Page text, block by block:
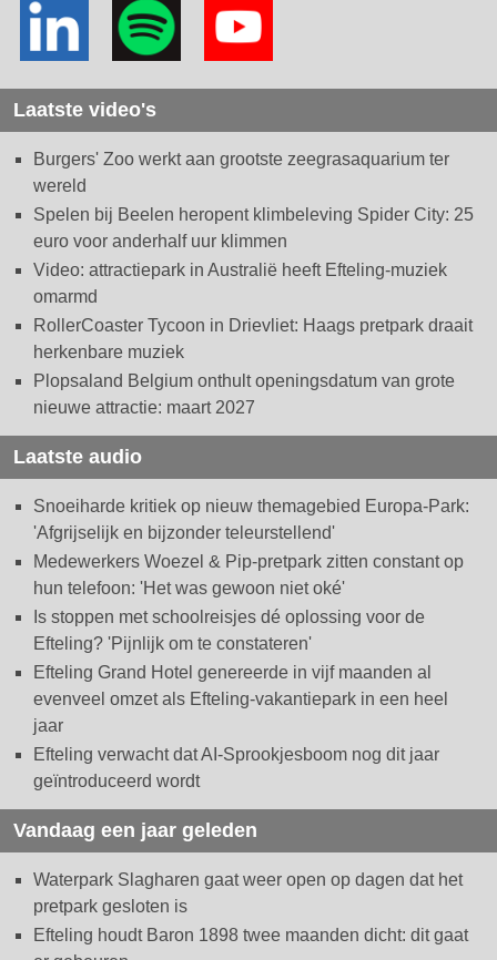
Laatste video's
Burgers' Zoo werkt aan grootste zeegrasaquarium ter
wereld
Spelen bij Beelen heropent klimbeleving Spider City: 25
euro voor anderhalf uur klimmen
Video: attractiepark in Australië heeft Efteling-muziek
omarmd
RollerCoaster Tycoon in Drievliet: Haags pretpark draait
herkenbare muziek
Plopsaland Belgium onthult openingsdatum van grote
nieuwe attractie: maart 2027
Laatste audio
Snoeiharde kritiek op nieuw themagebied Europa-Park:
'Afgrijselijk en bijzonder teleurstellend'
Medewerkers Woezel & Pip-pretpark zitten constant op
hun telefoon: 'Het was gewoon niet oké'
Is stoppen met schoolreisjes dé oplossing voor de
Efteling? 'Pijnlijk om te constateren'
Efteling Grand Hotel genereerde in vijf maanden al
evenveel omzet als Efteling-vakantiepark in een heel
jaar
Efteling verwacht dat AI-Sprookjesboom nog dit jaar
geïntroduceerd wordt
Vandaag een jaar geleden
Waterpark Slagharen gaat weer open op dagen dat het
pretpark gesloten is
Efteling houdt Baron 1898 twee maanden dicht: dit gaat